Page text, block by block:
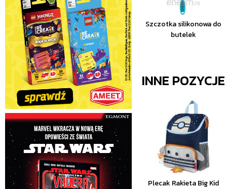
Szczotka silikonowa do
butelek
INNE
Plecak Rakieta Big Kid